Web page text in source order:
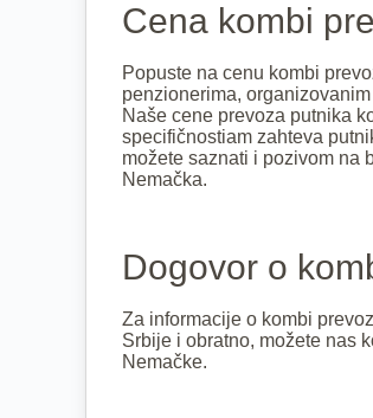
Cena kombi
Popuste na cenu kombi
penzionerima,
Naše cene prevoza putnika
specifičnostiam zahteva
možete saznati i pozivom na
Nemačka.
Dogovor o
Za informacije o kombi
Srbije i obratno, možete nas
Nemačke.